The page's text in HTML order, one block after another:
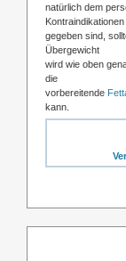
natürlich dem
Kontraindikationen
gegeben sind,
Übergewicht
wird wie oben
die
vorbereitende
kann.